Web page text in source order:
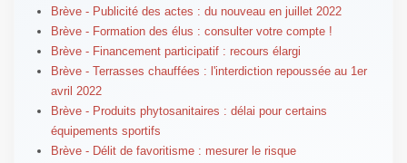
Brève - Publicité des actes : du nouveau en juillet 2022
Brève - Formation des élus : consulter votre compte !
Brève - Financement participatif : recours élargi
Brève - Terrasses chauffées : l'interdiction repoussée au 1er
avril 2022
Brève - Produits phytosanitaires : délai pour certains
équipements sportifs
Brève - Délit de favoritisme : mesurer le risque